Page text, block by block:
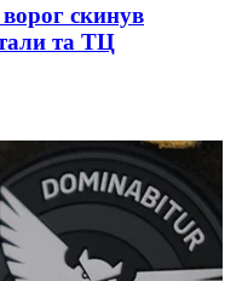
скинув
та ТЦ